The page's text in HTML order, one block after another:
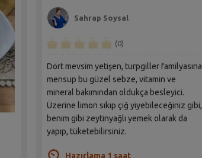
Sahrap Soysal
(0)
Dört mevsim yetişen, turpgiller familyasına
mensup bu güzel sebze, vitamin ve
mineral bakımından oldukça besleyici.
Üzerine limon sıkıp çiğ yiyebileceğiniz gibi,
benim gibi zeytinyağlı yemek olarak da
yapıp, tüketebilirsiniz.
Hazırlama 1 saat